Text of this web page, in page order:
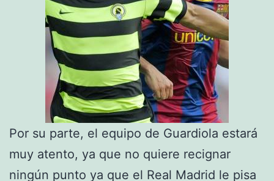
Por su parte, el equipo de Guardiola estará
muy atento, ya que no quiere recignar
ningún punto ya que el Real Madrid le pisa